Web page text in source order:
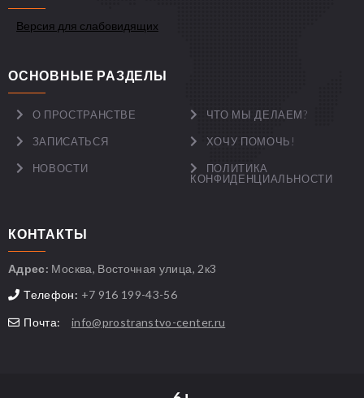
Версия для слабовидящих
ОСНОВНЫЕ РАЗДЕЛЫ
О ПРОСТРАНСТВЕ ЧТО МЫ ДЕЛАЕМ?
ЗАПИСАТЬСЯ ХОЧУ ПОМОЧЬ!
НОВОСТИ
ПОЛИТИКА
КОНФИДЕНЦИАЛЬНОСТИ
КОНТАКТЫ
Адрес: Москва, Восточная улица, 2к3
Телефон: +7 916 199-43-56
Почта:
info@prostranstvo-center.ru